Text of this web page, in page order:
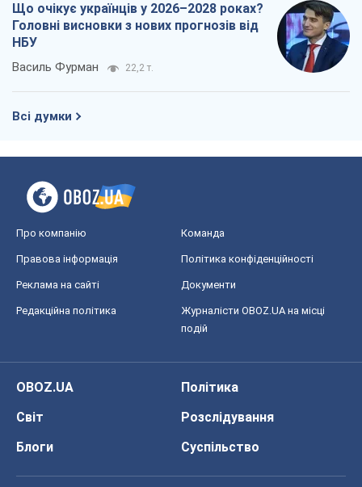
Що очікує українців у 2026–2028 роках?
Головні висновки з нових прогнозів від
НБУ
Василь Фурман 22,2 т.
Всі думки
Про компанію Команда
Правова інформація Політика конфіденційності
Реклама на сайті Документи
Редакційна політика
Журналісти OBOZ.UA на місці
подій
OBOZ.UA
Політика
Світ
Розслідування
Блоги
Суспільство